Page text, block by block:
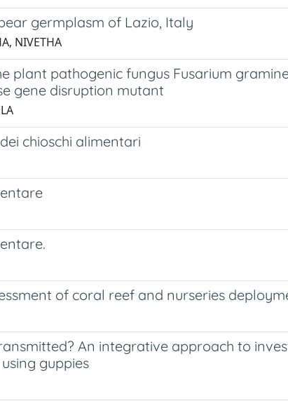
germplasm of Lazio, Italy
NIVETHA
plant pathogenic fungus Fusarium
gene disruption mutant
chioschi alimentari
of coral reef and nurseries
An integrative approach to
guppies